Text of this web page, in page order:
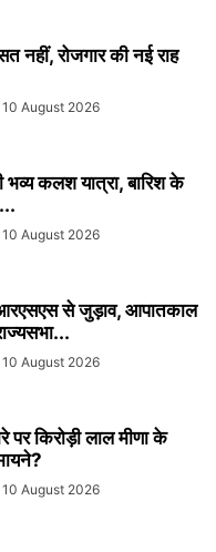
नहीं, रोजगार की नई राह
10 August 2026
भव्य कलश यात्रा, बारिश के
10 August 2026
आरएसएस से जुड़ाव, आपातकाल
10 August 2026
पर किरोड़ी लाल मीणा के
10 August 2026